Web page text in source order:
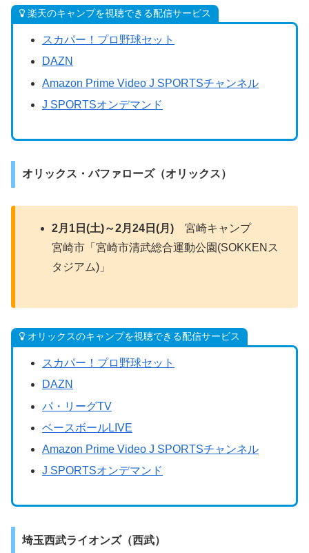
楽天のキャンプを視聴できる配信サービス
スカパー！プロ野球セット
DAZN
Amazon Prime Video J SPORTSチャンネル
J SPORTSオンデマンド
オリックス・バファローズ（オリックス）
2月1日(土)～2月24日(月) 宮崎キャンプ
宮崎市「宮崎市清武総合運動公園(SOKKENス
タジアム)」
オリックスのキャンプを視聴できる配信サービス
スカパー！プロ野球セット
DAZN
パ・リーグTV
ベースボールLIVE
Amazon Prime Video J SPORTSチャンネル
J SPORTSオンデマンド
埼玉西武ライオンズ（西武）